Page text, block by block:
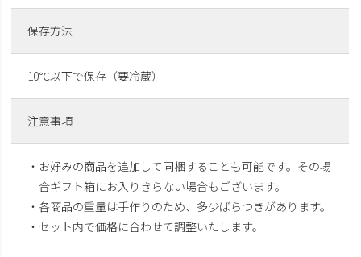
保存方法
10℃以下で保存（要冷蔵）
注意事項
・お好みの商品を追加して同梱することも可能です。その場
合ギフト箱にお入りきらない場合もございます。
・各商品の重量は手作りのため、多少ばらつきがあります。
・セット内で価格に合わせて調整いたします。